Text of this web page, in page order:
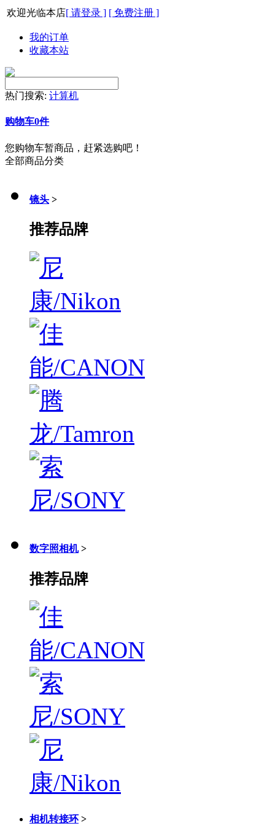
欢迎光临本店[ 请登录 ] [ 免费注册 ]
我的订单
收藏本站
热门搜索: 计算机
购物车0件
您购物车暂商品，赶紧选购吧！
全部商品分类
镜头 >
推荐品牌
数字照相机 >
推荐品牌
相机转接环 >